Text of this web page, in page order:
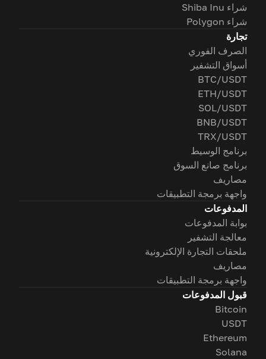
شراء Shiba Inu
شراء Polygon
تجارة
الصرف الفوري
أسواق التشفير
BTC/USDT
ETH/USDT
SOL/USDT
BNB/USDT
TRX/USDT
برنامج الوسيط
برنامج صانع السوق
مصاريف
واجهة برمجة التطبيقات
المدفوعات
بوابة المدفوعات
معالجة التشفير
ملحقات التجارة الإلكترونية
مصاريف
واجهة برمجة التطبيقات
قبول المدفوعات
Bitcoin
USDT
Ethereum
Solana